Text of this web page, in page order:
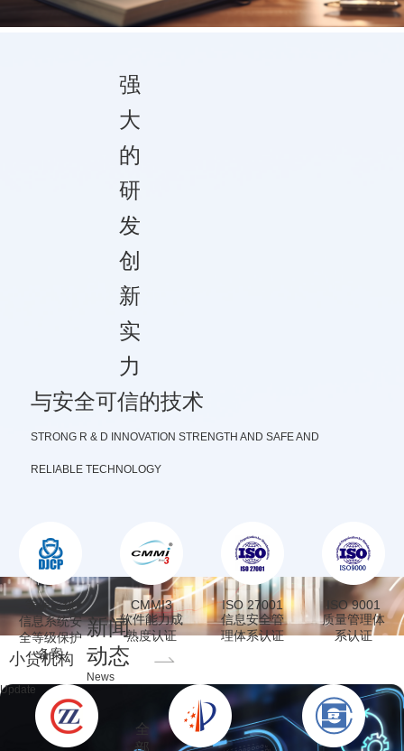
小贷机构
强
大
的
研
发
创
新
实
力
与安全可信的技术
STRONG R & D INNOVATION STRENGTH AND SAFE AND
RELIABLE TECHNOLOGY
等保三级
信息系统安
全等级保护
备案
CMMI3
软件能力成
熟度认证
ISO 27001
信息安全管
理体系认证
ISO 9001
质量管理体
系认证
新闻
动态
News
Update
全